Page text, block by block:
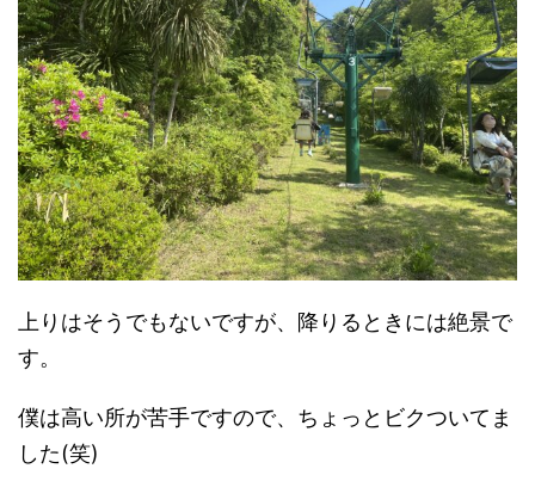
上りはそうでもないですが、降りるときには絶景で
す。
僕は高い所が苦手ですので、ちょっとビクついてま
した(笑)